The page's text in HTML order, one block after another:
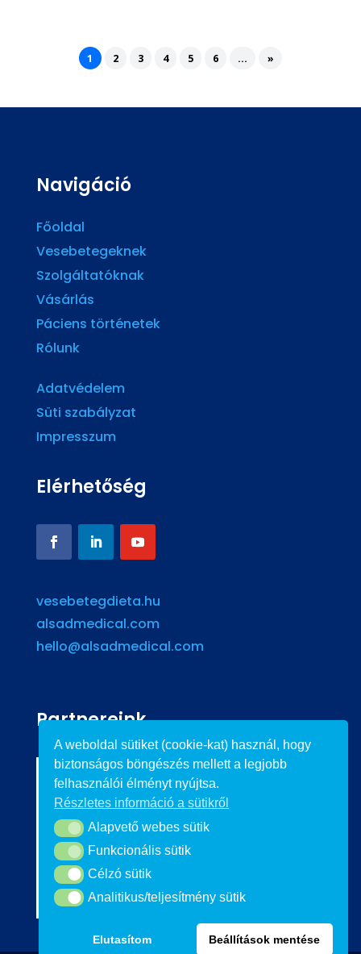
1 2 3 4 5 6 ... »
Navigáció
Főoldal
Vesebetegeknek
Szolgáltatóknak
Vásárlás
Páciens történetek
Rólunk
Adatvédelem
Süti szabályzat
Impresszum
Elérhetőség
vesebetegdieta.hu
alsadmedical.com
hello@alsadmedical.com
Partnereink
A weboldal sütiket (cookie-kat) használ, hogy
biztonságos böngészés mellett a legjobb
felhasználói élményt nyújtsa.
Részletes információ a sütikről
Alapvető webes sütik
Alapvető webes sütik
Funkcionális sütik
Funkcionális sütik
Célzó sütikCélzó sütik
Analitikus/teljesítmény sütik
Analitikus/teljesítmény sütik
Elutasítom Beállítások mentése